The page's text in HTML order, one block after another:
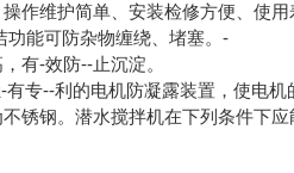
作维护简单、安装检修方便、使用
功能可防杂物缠绕、堵塞。-
有-效防--止沉淀。
专--利的电机防凝露装置，使电机
锈钢。潜水搅拌机在下列条件下应